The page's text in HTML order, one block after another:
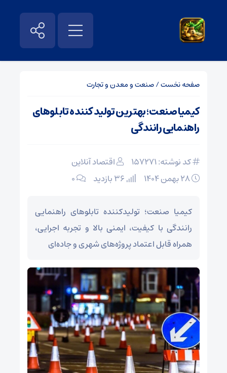
صفحه نخست/صنعت و معدن و تجارت
کیمیا صنعت؛ بهترین تولید کننده تابلوهای
راهنمایی رانندگی
کد نوشته: 157271
اقتصاد آنلاین
۰
کیمیا صنعت؛ تولیدکننده تابلوهای راهنمایی
رانندگی با کیفیت، ایمنی بالا و تجربه اجرایی،
همراه قابل اعتماد پروژه‌های شهری و جاده‌ای